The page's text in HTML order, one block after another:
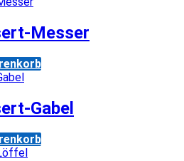
Messer
Gabel